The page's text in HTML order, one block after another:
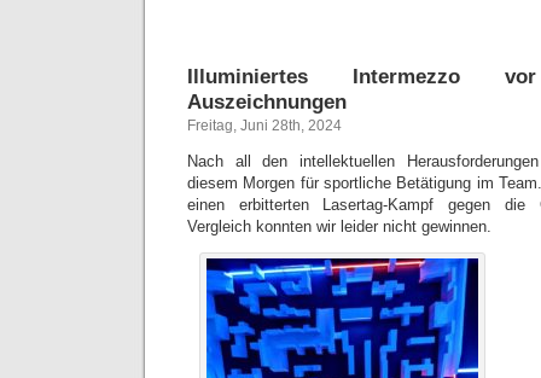
Illuminiertes Intermezzo vor
Auszeichnungen
Freitag, Juni 28th, 2024
Nach all den intellektuellen
diesem Morgen für sportliche Betätigung im
einen erbitterten Lasertag-Kampf gegen die
Vergleich konnten wir leider nicht gewinnen.